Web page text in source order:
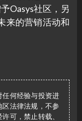
Oasys社区，另
来的营销活动和
何经验与投资进
法律法规，不参
可，禁止转载、